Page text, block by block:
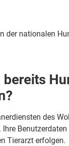
der nationalen
des
Tierarzt erfolgen.